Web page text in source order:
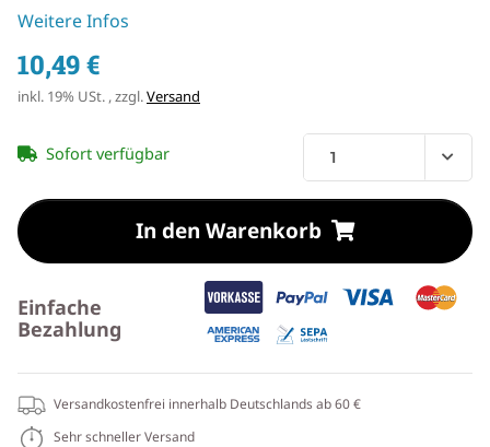
Weitere Infos
10,49 €
inkl. 19% USt. , zzgl.Versand
Sofort verfügbar
In den Warenkorb
Einfache
Bezahlung
Versandkostenfrei innerhalb Deutschlands ab 60 €
Sehr schneller Versand